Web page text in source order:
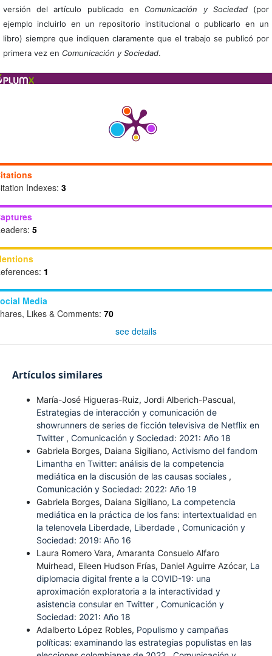
versión del artículo publicado en Comunicación y Sociedad(por
ejemplo incluirlo en un repositorio institucional o publicarlo en un
libro) siempre que indiquen claramente que el trabajo se publicó por
primera vez en Comunicación y Sociedad.
Indexes: 3
5
1
Media
Likes & Comments: 70
see details
Artículos similares
María-José Higueras-Ruiz, Jordi Alberich-Pascual,
Estrategias de interacción y comunicación de
showrunners de series de ficción televisiva de Netflix en
Twitter , Comunicación y Sociedad: 2021: Año 18
Gabriela Borges, Daiana Sigiliano, Activismo del fandom
Limantha en Twitter: análisis de la competencia
mediática en la discusión de las causas sociales ,
Comunicación y Sociedad: 2022: Año 19
Gabriela Borges, Daiana Sigiliano, La competencia
mediática en la práctica de los fans: intertextualidad en
la telenovela Liberdade, Liberdade , Comunicación y
Sociedad: 2019: Año 16
Laura Romero Vara, Amaranta Consuelo Alfaro
Muirhead, Eileen Hudson Frías, Daniel Aguirre Azócar, La
diplomacia digital frente a la COVID-19: una
aproximación exploratoria a la interactividad y
asistencia consular en Twitter , Comunicación y
Sociedad: 2021: Año 18
Adalberto López Robles, Populismo y campañas
políticas: examinando las estrategias populistas en las